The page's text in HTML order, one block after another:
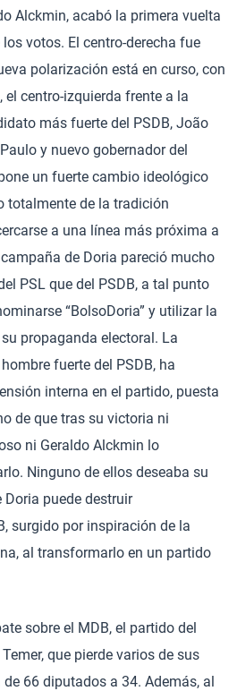
Alckmin, acabó la primera vuelta
votos. El centro-derecha fue
polarización está en curso, con
el centro-izquierda frente a la
más fuerte del PSDB, João
y nuevo gobernador del
un fuerte cambio ideológico
totalmente de la tradición
a una línea más próxima a
de Doria pareció mucho
PSL que del PSDB, a tal punto
“BolsoDoria” y utilizar la
propaganda electoral. La
fuerte del PSDB, ha
interna en el partido, puesta
de que tras su victoria ni
ni Geraldo Alckmin lo
Ninguno de ellos deseaba su
puede destruir
surgido por inspiración de la
al transformarlo en un partido
sobre el MDB, el partido del
que pierde varios de sus
66 diputados a 34. Además, al